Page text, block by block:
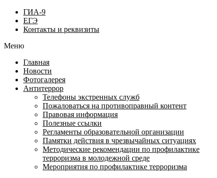
ГИА-9
ЕГЭ
Контакты и реквизиты
Меню
Главная
Новости
Фотогалерея
Антитеррор
Телефоны экстренных служб
Пожаловаться на противоправный контент
Правовая информация
Полезные ссылки
Регламенты образовательной организации
Памятки действия в чрезвычайных ситуациях
Методические рекомендации по профилактике
терроризма в молодежной среде
Мероприятия по профилактике терроризма